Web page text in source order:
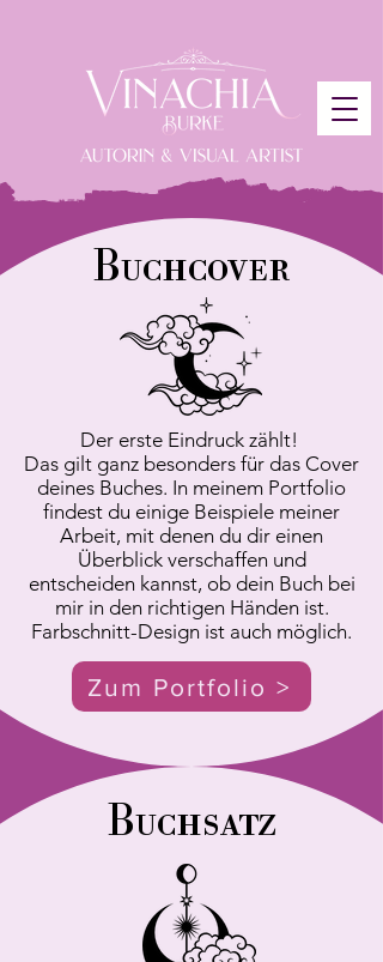
Buchcover
Der erste Eindruck zählt! ​
Das gilt ganz besonders für das Cover
deines Buches. In meinem Portfolio
findest du einige Beispiele meiner
Arbeit, mit denen du dir einen
Überblick verschaffen und
entscheiden kannst, ob dein Buch bei
mir in den richtigen Händen ist.
Farbschnitt-Design ist auch möglich.
Zum Portfolio >
Buchsatz